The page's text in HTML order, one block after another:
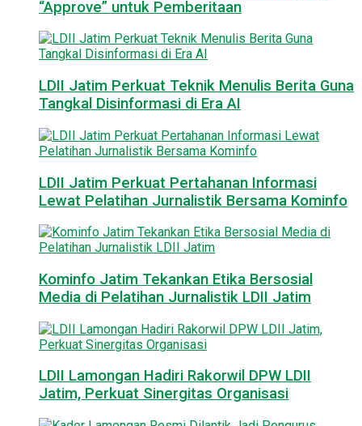
“Approve” untuk Pemberitaan
LDII Jatim Perkuat Teknik Menulis Berita Guna
Tangkal Disinformasi di Era AI
LDII Jatim Perkuat Pertahanan Informasi
Lewat Pelatihan Jurnalistik Bersama Kominfo
Kominfo Jatim Tekankan Etika Bersosial
Media di Pelatihan Jurnalistik LDII Jatim
LDII Lamongan Hadiri Rakorwil DPW LDII
Jatim, Perkuat Sinergitas Organisasi